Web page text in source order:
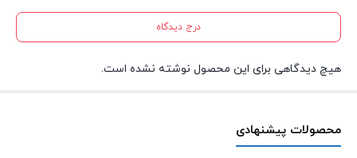
درج دیدگاه
هیچ دیدگاهی برای این محصول نوشته نشده است.
محصولات پیشنهادی